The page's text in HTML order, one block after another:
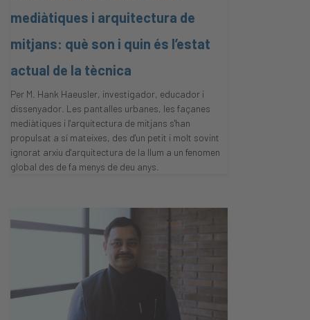
mediàtiques i arquitectura de
mitjans: què son i quin és l’estat
actual de la tècnica
Per M. Hank Haeusler, investigador, educador i
dissenyador. Les pantalles urbanes, les façanes
mediàtiques i l'arquitectura de mitjans s'han
propulsat a sí mateixes, des d'un petit i molt sovint
ignorat arxiu d'arquitectura de la llum a un fenomen
global des de fa menys de deu anys.